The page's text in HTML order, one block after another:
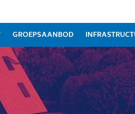
GROEPSAANBOD